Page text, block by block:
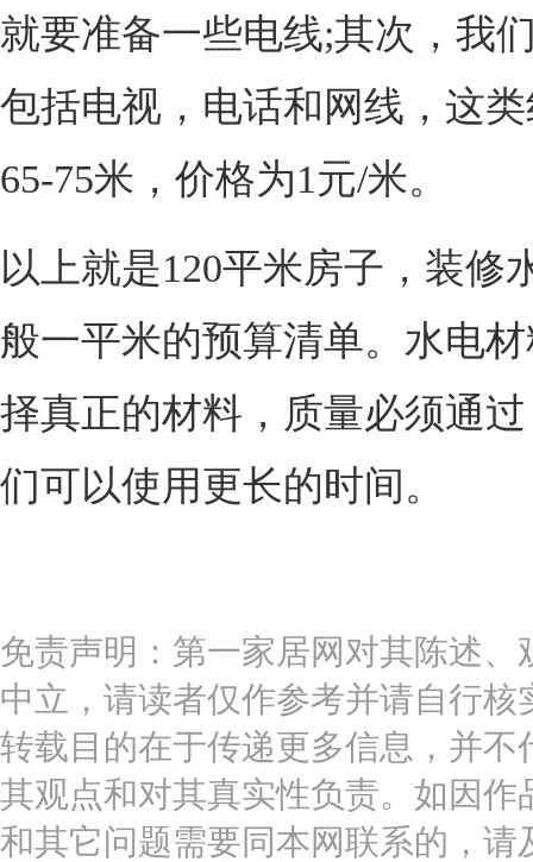
就要准备一些电线;其次，我
包括电视，电话和网线，这
65-75米，价格为1元/米。
以上就是120平米房子，装修
般一平米的预算清单。水电
择真正的材料，质量必须通
们可以使用更长的时间。
免责声明：第一家居网对其陈述、
中立，请读者仅作参考并请自行核
转载目的在于传递更多信息，并不
其观点和对其真实性负责。如因作
和其它问题需要同本网联系的，请